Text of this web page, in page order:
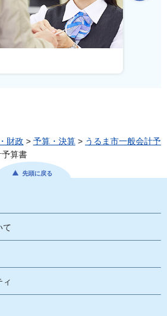
財政 > 予算・決算 > うるま市一般会計予
算書
先頭に戻る
て